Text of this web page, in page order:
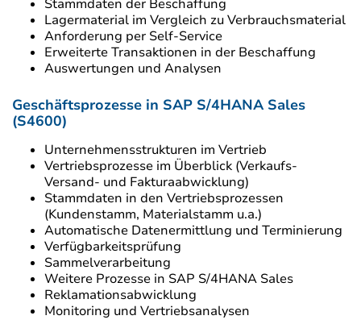
Stammdaten der Beschaffung
Lagermaterial im Vergleich zu Verbrauchsmaterial
Anforderung per Self-Service
Erweiterte Transaktionen in der Beschaffung
Auswertungen und Analysen
Geschäftsprozesse in SAP S/4HANA Sales
(S4600)
Unternehmensstrukturen im Vertrieb
Vertriebsprozesse im Überblick (Verkaufs-
Versand- und Fakturaabwicklung)
Stammdaten in den Vertriebsprozessen
(Kundenstamm, Materialstamm u.a.)
Automatische Datenermittlung und Terminierung
Verfügbarkeitsprüfung
Sammelverarbeitung
Weitere Prozesse in SAP S/4HANA Sales
Reklamationsabwicklung
Monitoring und Vertriebsanalysen